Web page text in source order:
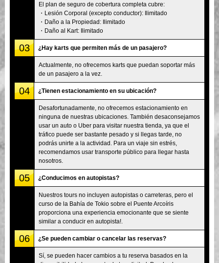
El plan de seguro de cobertura completa cubre:
・Lesión Corporal (excepto conductor): Ilimitado
・Daño a la Propiedad: Ilimitado
・Daño al Kart: Ilimitado
03 ¿Hay karts que permiten más de un pasajero?
Actualmente, no ofrecemos karts que puedan soportar más
de un pasajero a la vez.
04 ¿Tienen estacionamiento en su ubicación?
Desafortunadamente, no ofrecemos estacionamiento en
ninguna de nuestras ubicaciones. También desaconsejamos
usar un auto o Uber para visitar nuestra tienda, ya que el
tráfico puede ser bastante pesado y si llegas tarde, no
podrás unirte a la actividad. Para un viaje sin estrés,
recomendamos usar transporte público para llegar hasta
nosotros.
05 ¿Conducimos en autopistas?
Nuestros tours no incluyen autopistas o carreteras, pero el
curso de la Bahía de Tokio sobre el Puente Arcoíris
proporciona una experiencia emocionante que se siente
similar a conducir en autopista!.
06 ¿Se pueden cambiar o cancelar las reservas?
Sí, se pueden hacer cambios a tu reserva basados en la